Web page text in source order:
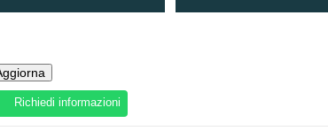
Richiedi informazioni